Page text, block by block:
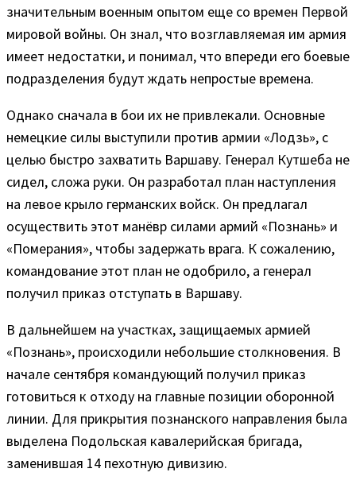
значительным военным опытом еще со времен Первой
мировой войны. Он знал, что возглавляемая им армия
имеет недостатки, и понимал, что впереди его боевые
подразделения будут ждать непростые времена.
Однако сначала в бои их не привлекали. Основные
немецкие силы выступили против армии «Лодзь», с
целью быстро захватить Варшаву. Генерал Кутшеба не
сидел, сложа руки. Он разработал план наступления
на левое крыло германских войск. Он предлагал
осуществить этот манёвр силами армий «Познань» и
«Померания», чтобы задержать врага. К сожалению,
командование этот план не одобрило, а генерал
получил приказ отступать в Варшаву.
В дальнейшем на участках, защищаемых армией
«Познань», происходили небольшие столкновения. В
начале сентября командующий получил приказ
готовиться к отходу на главные позиции оборонной
линии. Для прикрытия познанского направления была
выделена Подольская кавалерийская бригада,
заменившая 14 пехотную дивизию.